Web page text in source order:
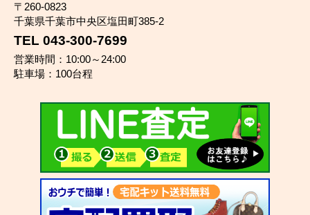
〒260-0823
千葉県千葉市中央区塩田町385-2
TEL 043-300-7699
営業時間：10:00～24:00
駐車場：100台程